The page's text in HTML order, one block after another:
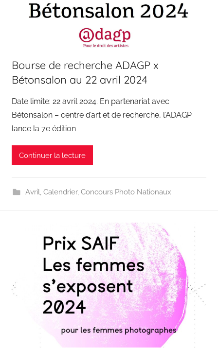
Bourse de recherche ADAGP x
Bétonsalon au 22 avril 2024
Date limite: 22 avril 2024. En partenariat avec
Bétonsalon – centre d’art et de recherche, l’ADAGP
lance la 7e édition
Continuer la lecture
Avril, Calendrier, Concours Photo Nationaux